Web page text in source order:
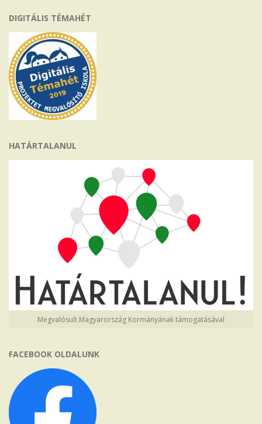
DIGITÁLIS TÉMAHÉT
HATÁRTALANUL
Megvalósult Magyarország Kormányának támogatásával
FACEBOOK OLDALUNK